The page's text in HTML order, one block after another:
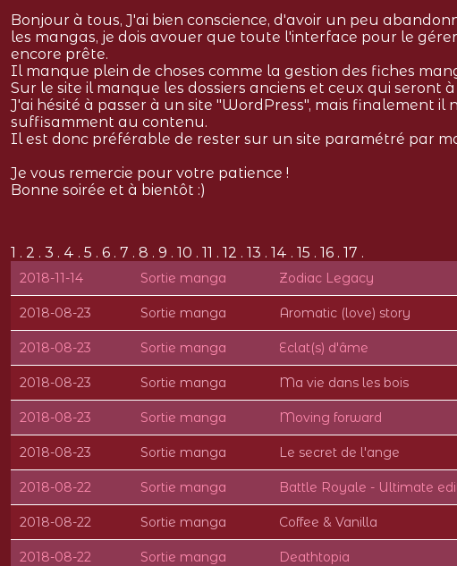
Bonjour à tous, J'ai bien conscience, d'avoir un peu
les mangas, je dois avouer que toute l'interface pour le
encore prête.
Il manque plein de choses comme la gestion des fiches
Sur le site il manque les dossiers anciens et ceux qui seront à
J'ai hésité à passer à un site "WordPress", mais finalement il
suffisamment au contenu.
Il est donc préférable de rester sur un site paramétré par
Je vous remercie pour votre patience !
Bonne soirée et à bientôt :)
1 . 2 . 3 . 4 . 5 . 6 . 7 . 8 . 9 . 10 . 11 . 12 . 13 . 14 . 15 . 16 . 17 .
2018-11-14 Sortie manga Zodiac Legacy
2018-08-23 Sortie manga Aromatic (love) story
2018-08-23 Sortie manga Eclat(s) d'âme
2018-08-23 Sortie manga Ma vie dans les bois
2018-08-23 Sortie manga Moving forward
2018-08-23 Sortie manga Le secret de l'ange
2018-08-22 Sortie manga Battle Royale - Ultimate
2018-08-22 Sortie manga Coffee & Vanilla
2018-08-22 Sortie manga Deathtopia